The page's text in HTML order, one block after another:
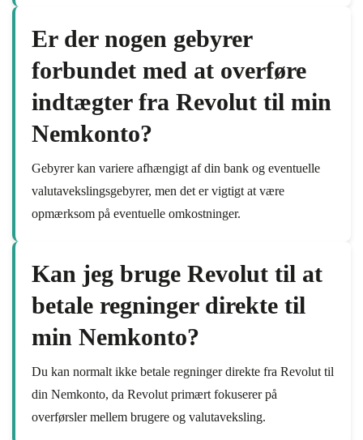
Er der nogen gebyrer
forbundet med at overføre
indtægter fra Revolut til min
Nemkonto?
Gebyrer kan variere afhængigt af din bank og eventuelle
valutavekslingsgebyrer, men det er vigtigt at være
opmærksom på eventuelle omkostninger.
Kan jeg bruge Revolut til at
betale regninger direkte til
min Nemkonto?
Du kan normalt ikke betale regninger direkte fra Revolut til
din Nemkonto, da Revolut primært fokuserer på
overførsler mellem brugere og valutaveksling.